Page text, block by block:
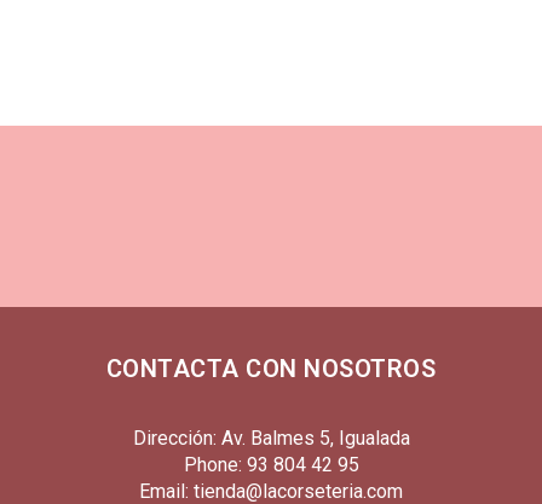
CONTACTA CON NOSOTROS
Dirección: Av. Balmes 5, Igualada
Phone: 93 804 42 95
Email: tienda@lacorseteria.com